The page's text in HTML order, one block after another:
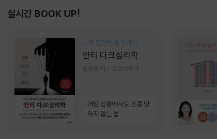
실시간 BOOK UP!
나의 판단력 회복하기
안티 다크심리학
임철웅 저 트로이목마
어떤 상황에서도 조종 당
하지 않는 법